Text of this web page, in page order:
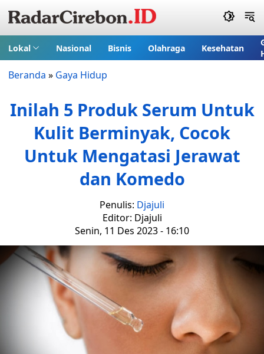
Lokal Nasional Bisnis Olahraga Kesehatan
Beranda » Gaya Hidup
Inilah 5 Produk Serum Untuk
Kulit Berminyak, Cocok
Untuk Mengatasi Jerawat
dan Komedo
Penulis: Djajuli
Editor: Djajuli
Senin, 11 Des 2023 - 16:10